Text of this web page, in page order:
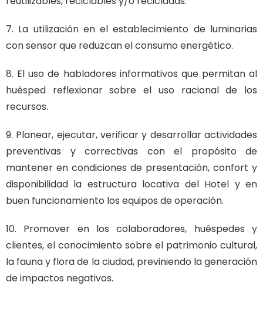
7. La utilización en el establecimiento de luminarias
con sensor que reduzcan el consumo energético.
8. El uso de habladores informativos que permitan al
huésped reflexionar sobre el uso racional de los
recursos.
9. Planear, ejecutar, verificar y desarrollar actividades
preventivas y correctivas con el propósito de
mantener en condiciones de presentación, confort y
disponibilidad la estructura locativa del Hotel y en
buen funcionamiento los equipos de operación.
10. Promover en los colaboradores, huéspedes y
clientes, el conocimiento sobre el patrimonio cultural,
la fauna y flora de la ciudad, previniendo la generación
de impactos negativos.